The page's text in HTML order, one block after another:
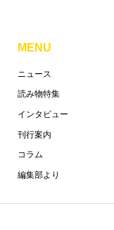
MENU
ニュース
読み物特集
インタビュー
刊行案内
コラム
編集部より